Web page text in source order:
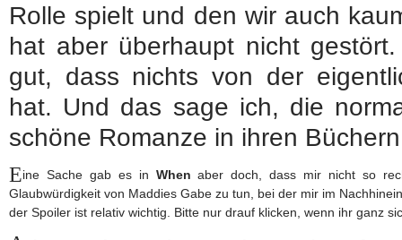
Rolle spielt und den wir auch
hat aber überhaupt nicht
gut, dass nichts von der
hat. Und das sage ich, die
schöne Romanze in ihren
Eine Sache gab es in When aber doch, dass mir nicht so
Glaubwürdigkeit von Maddies Gabe zu tun, bei der mir im
der Spoiler ist relativ wichtig. Bitte nur drauf klicken, wenn ihr ganz